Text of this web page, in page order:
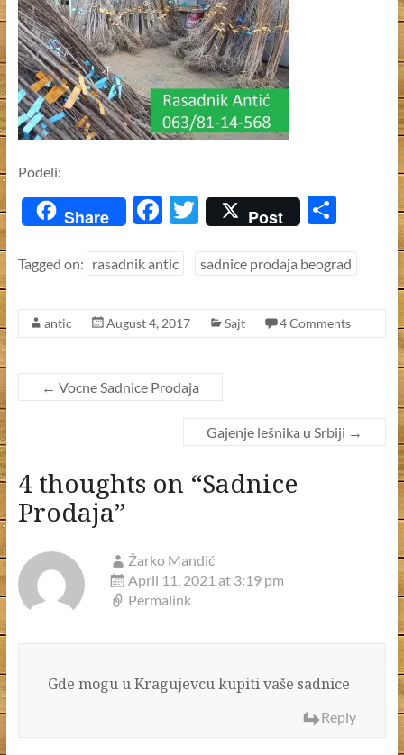
Podeli:
Share
F
e
o
k
T
itt
Post
S
ar
Tagged on: rasadnik antic sadnice prodaja beograd
antic August 4, 2017 Sajt 4 Comments
← Vocne Sadnice Prodaja
Gajenje lešnika u Srbiji →
4 thoughts on “Sadnice
Prodaja”
Žarko Mandić
April 11, 2021 at 3:19 pm
Permalink
Gde mogu u Kragujevcu kupiti vaše sadnice
Reply